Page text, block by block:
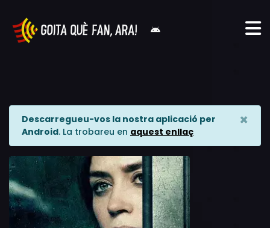
Descarregueu-vos la nostra aplicació per
Android. La trobareu en aquest enllaç
×